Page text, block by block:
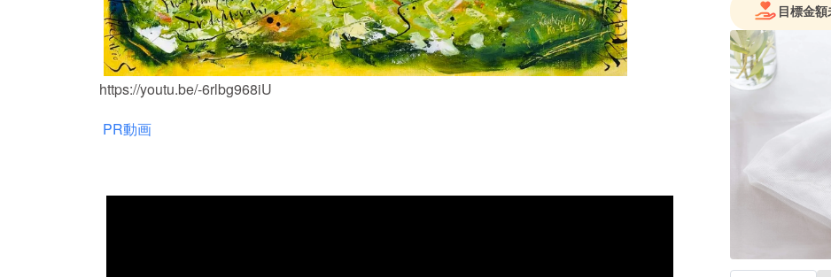
https://youtu.be/-6rlbg968iU
PR動画
目標金